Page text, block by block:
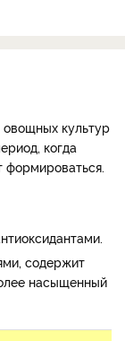
культур
когда
формироваться.
содержит
насыщенный